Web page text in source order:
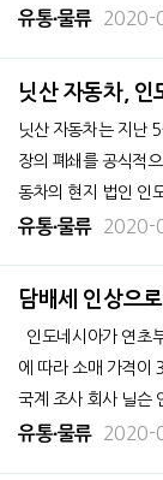
면의 성장에서 여전
카르타포스트가 전했다. 피치 솔루션
지난 달 22일 발표한
과지수(RRI분기 기준)
유통∙물류 2020-
닛산 자동차, 인
닛산 자동차는 지난
장의 폐쇄를 공식적으로
동차의 현지 법인 인
Nissan Motor
을 중단, 3월에 서부
유통∙물류 2020-
담배세 인상으
에 따라 소매 가격이
국계 조사 회사 닐슨
면 1분기(1~3월) 담
유통∙물류 2020-